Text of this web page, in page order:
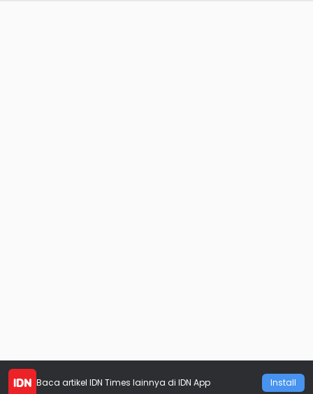
Baca artikel IDN Times lainnya di IDN App Install